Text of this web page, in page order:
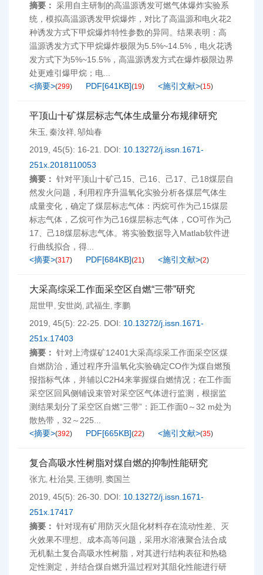
摘要： 采用自主研制的高温源诱发可燃气体爆炸实验系
统，模拟高温源诱发甲烷爆炸，对比了高温源和电火花2
种诱发方式下甲烷爆炸特性参数的异同。结果表明：高
温源诱发方式下甲烷爆炸极限为5.5%~14.5%，电火花诱
发方式下为5%~15.5%，高温源诱发方式在爆炸极限边界
处更难引爆甲烷；电...
<摘要>(299) PDF[641KB](19) <施引文献>(15)
平顶山十矿煤层标志气体生成量分布规律研究
朱玉 , 秦汝祥, 邬灿春
2019, 45(5): 16-21.
DOI: 10.13272/j.issn.1671-
251x.2018110053
摘要： 针对平顶山十矿己15、己16、己17、己18煤层自
然发火问题，利用程序升温氧化实验分析各煤层气体生
成量变化，确定了煤层标志气体：丙烷可作为己15煤层
标志气体，乙烷可作为己16煤层标志气体，CO可作为己
17、己18煤层标志气体。将实验数据导入Matlab软件进
行曲线拟合，得...
<摘要>(317) PDF[684KB](21) <施引文献>(2)
大采高综采工作面采空区自燃“三带”研究
屈世甲 , 安世岗, 武福生, 李鹏
2019, 45(5): 22-25.
DOI: 10.13272/j.issn.1671-
251x.17403
摘要： 针对上湾煤矿12401大采高综采工作面采空区煤
自燃防治，通过程序升温氧化实验确定CO作为煤自燃预
报指标气体，并辅以C2H4来掌握煤自燃情况；在工作面
采空区回风侧铺设束管对采空区气体进行监测，根据监
测结果划分了采空区自燃“三带”：距工作面0～32 m处为
散热带，32～225...
<摘要>(392) PDF[665KB](22) <施引文献>(35)
复合高吸水性树脂对煤自燃的抑制性能研究
张亢, 杜治昊, 王德明 , 窦国兰
2019, 45(5): 26-30. DOI: 10.13272/j.issn.1671-
251x.17417
摘要： 针对现有矿用防灭火阻化材料存在流动性差、灭
火效果不理想、成本高等问题，采用水溶液聚合法合成
无机黏土复合高吸水性树脂，对其进行结构表征和热稳
定性测定，并结合煤自燃升温过程对其阻化性能进行研